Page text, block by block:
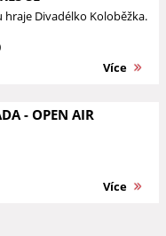
Divadélko Koloběžka.
Více
- OPEN AIR
Více